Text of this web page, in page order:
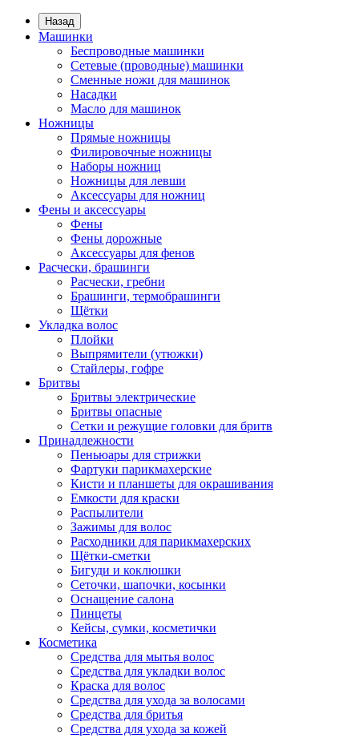
Назад
Машинки
Беспроводные машинки
Сетевые (проводные) машинки
Сменные ножи для машинок
Насадки
Масло для машинок
Ножницы
Прямые ножницы
Филировочные ножницы
Наборы ножниц
Ножницы для левши
Аксессуары для ножниц
Фены и аксессуары
Фены
Фены дорожные
Аксессуары для фенов
Расчески, брашинги
Расчески, гребни
Брашинги, термобрашинги
Щётки
Укладка волос
Плойки
Выпрямители (утюжки)
Стайлеры, гофре
Бритвы
Бритвы электрические
Бритвы опасные
Сетки и режущие головки для бритв
Принадлежности
Пеньюары для стрижки
Фартуки парикмахерские
Кисти и планшеты для окрашивания
Емкости для краски
Распылители
Зажимы для волос
Расходники для парикмахерских
Щётки-сметки
Бигуди и коклюшки
Сеточки, шапочки, косынки
Оснащение салона
Пинцеты
Кейсы, сумки, косметички
Косметика
Средства для мытья волос
Средства для укладки волос
Краска для волос
Средства для ухода за волосами
Средства для бритья
Средства для ухода за кожей